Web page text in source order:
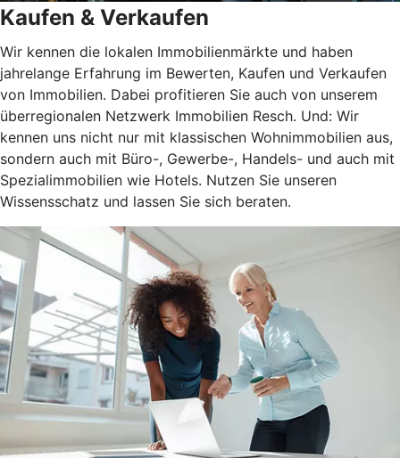
Kaufen & Verkaufen
Wir kennen die lokalen Immobilienmärkte und haben
jahrelange Erfahrung im Bewerten, Kaufen und Verkaufen
von Immobilien. Dabei profitieren Sie auch von unserem
überregionalen Netzwerk Immobilien Resch. Und: Wir
kennen uns nicht nur mit klassischen Wohnimmobilien aus,
sondern auch mit Büro-, Gewerbe-, Handels- und auch mit
Spezialimmobilien wie Hotels. Nutzen Sie unseren
Wissensschatz und lassen Sie sich beraten.